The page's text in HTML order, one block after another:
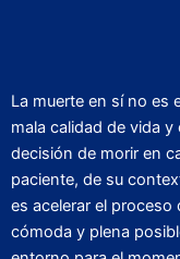
La muerte en sí no es
mala calidad de vida
decisión de morir en
paciente, de su
es acelerar el proceso
cómoda y plena